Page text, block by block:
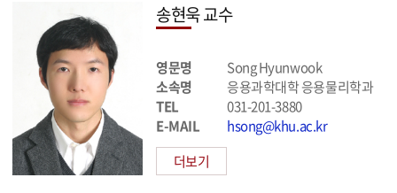
송현욱 교수
영문명
Song Hyunwook
소속명
응용과학대학 응용물리학과
TEL
031-201-3880
E-MAIL
hsong@khu.ac.kr
더보기